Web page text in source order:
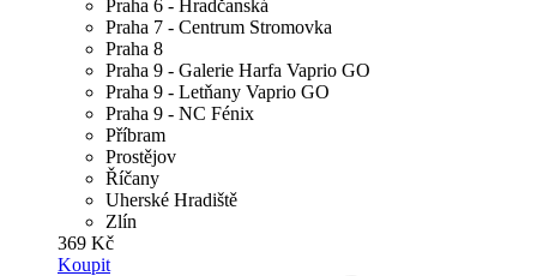
Praha 6 - Hradčanská
Praha 7 - Centrum Stromovka
Praha 8
Praha 9 - Galerie Harfa Vaprio GO
Praha 9 - Letňany Vaprio GO
Praha 9 - NC Fénix
Příbram
Prostějov
Říčany
Uherské Hradiště
Zlín
369 Kč
Koupit